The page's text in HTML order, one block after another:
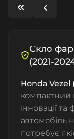
Скло фар
(2021-
Honda Vezel
компактний
інновації та
автомобіль
потребує